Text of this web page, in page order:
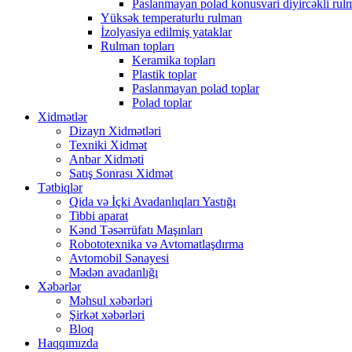
Paslanmayan polad konusvari diyircəkli
Yüksək temperaturlu rulman
İzolyasiya edilmiş yataklar
Rulman topları
Keramika topları
Plastik toplar
Paslanmayan polad toplar
Polad toplar
Xidmətlər
Dizayn Xidmətləri
Texniki Xidmət
Anbar Xidməti
Satış Sonrası Xidmət
Tətbiqlər
Qida və İçki Avadanlıqları Yastığı
Tibbi aparat
Kənd Təsərrüfatı Maşınları
Robototexnika və Avtomatlaşdırma
Avtomobil Sənayesi
Mədən avadanlığı
Xəbərlər
Məhsul xəbərləri
Şirkət xəbərləri
Bloq
Haqqımızda